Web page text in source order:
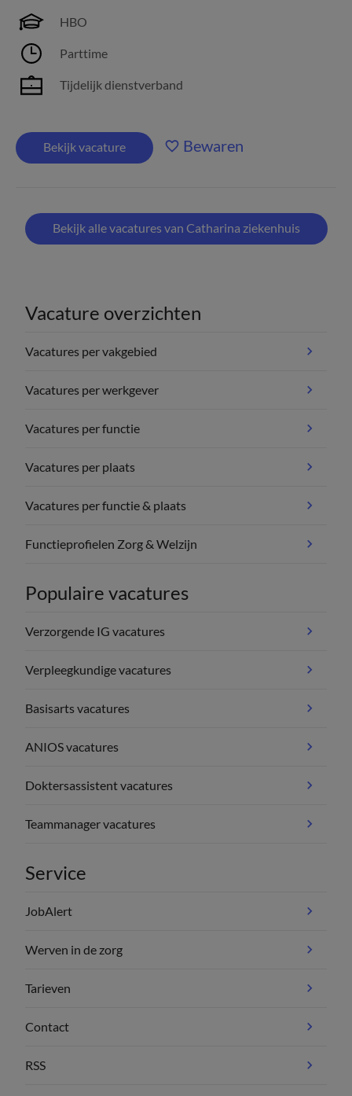
HBO
Parttime
Tijdelijk dienstverband
Bekijk vacature Bewaren
Bekijk alle vacatures van Catharina ziekenhuis
Vacature overzichten
Vacatures per vakgebied
Vacatures per werkgever
Vacatures per functie
Vacatures per plaats
Vacatures per functie & plaats
Functieprofielen Zorg & Welzijn
Populaire vacatures
Verzorgende IG vacatures
Verpleegkundige vacatures
Basisarts vacatures
ANIOS vacatures
Doktersassistent vacatures
Teammanager vacatures
Service
JobAlert
Werven in de zorg
Tarieven
Contact
RSS